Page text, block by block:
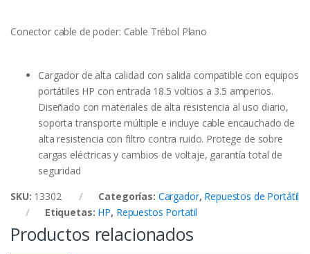
Conector cable de poder: Cable Trébol Plano
Cargador de alta calidad con salida compatible con equipos
portátiles HP con entrada 18.5 voltios a 3.5 amperios.
Diseñado con materiales de alta resistencia al uso diario,
soporta transporte múltiple e incluye cable encauchado de
alta resistencia con filtro contra ruido. Protege de sobre
cargas eléctricas y cambios de voltaje, garantía total de
seguridad
SKU: 13302 Categorías: Cargador, Repuestos de Portátil
Etiquetas: HP, Repuestos Portatil
Productos relacionados